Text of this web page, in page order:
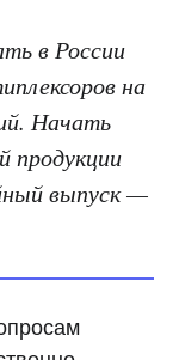
в России
на
Начать
продукции
выпуск —